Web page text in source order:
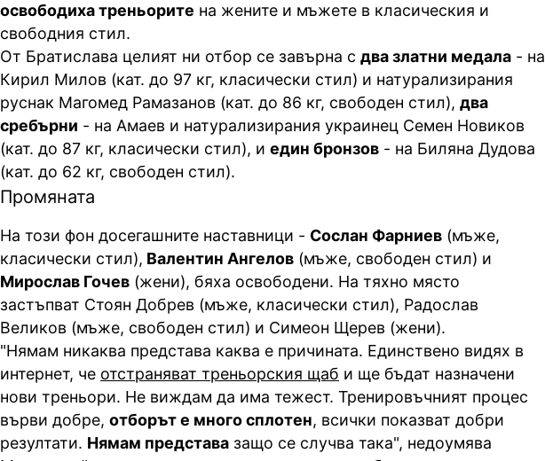
освободиха треньорите на жените и мъжете в класическия и
свободния стил.
От Братислава целият ни отбор се завърна с два златни медала - на
Кирил Милов (кат. до 97 кг, класически стил) и натурализирания
руснак Магомед Рамазанов (кат. до 86 кг, свободен стил), два
сребърни - на Амаев и натурализирания украинец Семен Новиков
(кат. до 87 кг, класически стил), и един бронзов - на Биляна Дудова
(кат. до 62 кг, свободен стил).
Промяната
На този фон досегашните наставници - Сослан Фарниев (мъже,
класически стил), Валентин Ангелов (мъже, свободен стил) и
Мирослав Гочев (жени), бяха освободени. На тяхно място
застъпват Стоян Добрев (мъже, класически стил), Радослав
Великов (мъже, свободен стил) и Симеон Щерев (жени).
"Нямам никаква представа каква е причината. Единствено видях в
интернет, че отстраняват треньорския щаб и ще бъдат назначени
нови треньори. Не виждам да има тежест. Тренировъчният процес
върви добре, отборът е много сплотен, всички показват добри
резултати. Нямам представа защо се случва така", недоумява